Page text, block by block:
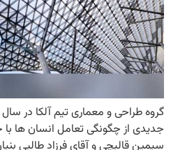
جدیدی از چگونگی تعامل انسان ها
سیمین قالیچی و آقای فرزاد طالبی